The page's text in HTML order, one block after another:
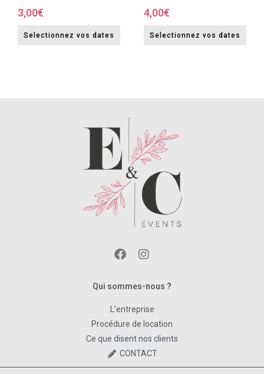
3,00€
Selectionnez vos dates
4,00€
Selectionnez vos dates
Qui sommes-nous ?
L’entreprise
Procédure de location
Ce que disent nos clients
CONTACT